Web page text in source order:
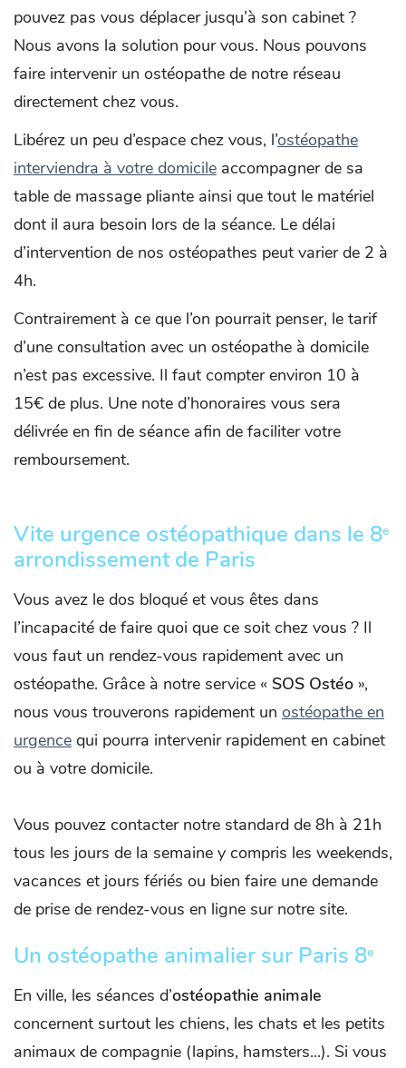
pouvez pas vous déplacer jusqu’à son cabinet ?
Nous avons la solution pour vous. Nous pouvons
faire intervenir un ostéopathe de notre réseau
directement chez vous.
Libérez un peu d’espace chez vous, l’ostéopathe
interviendra à votre domicile accompagner de sa
table de massage pliante ainsi que tout le matériel
dont il aura besoin lors de la séance. Le délai
d’intervention de nos ostéopathes peut varier de 2 à
4h.
Contrairement à ce que l’on pourrait penser, le tarif
d’une consultation avec un ostéopathe à domicile
n’est pas excessive. Il faut compter environ 10 à
15€ de plus. Une note d’honoraires vous sera
délivrée en fin de séance afin de faciliter votre
remboursement.
Vite urgence ostéopathique dans le 8e
arrondissement de Paris
Vous avez le dos bloqué et vous êtes dans
l’incapacité de faire quoi que ce soit chez vous ? Il
vous faut un rendez-vous rapidement avec un
ostéopathe. Grâce à notre service « SOS Ostéo »,
nous vous trouverons rapidement un ostéopathe en
urgence qui pourra intervenir rapidement en cabinet
ou à votre domicile.
Vous pouvez contacter notre standard de 8h à 21h
tous les jours de la semaine y compris les weekends,
vacances et jours fériés ou bien faire une demande
de prise de rendez-vous en ligne sur notre site.
Un ostéopathe animalier sur Paris 8e
En ville, les séances d’ostéopathie animale
concernent surtout les chiens, les chats et les petits
animaux de compagnie (lapins, hamsters...). Si vous